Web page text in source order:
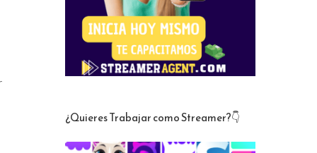
¿Quieres Trabajar como Streamer?👇